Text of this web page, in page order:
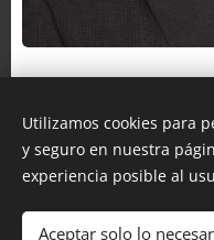
©
Utilizamos cookies para
y seguro en nuestra
experiencia posible al
Aceptar solo lo